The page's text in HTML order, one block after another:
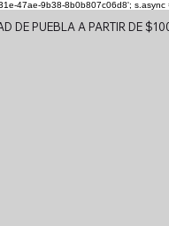
47ae-9b38-8b0b807c06d8';
DE PUEBLA A PARTIR DE